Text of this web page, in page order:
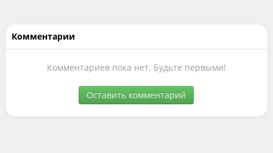
Комментарии
Комментариев пока нет. Будьте первыми!
Оставить комментарий